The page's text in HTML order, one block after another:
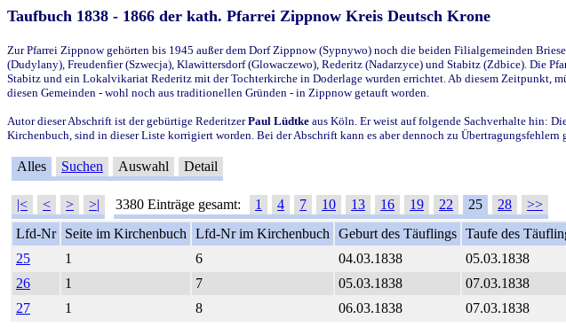
Taufbuch 1838 - 1866 der kath. Pfarrei Zippnow Kreis Deutsch Krone
Zur Pfarrei Zippnow gehörten bis 1945 außer dem Dorf Zippnow (Sypnywo) noch die beiden Filialgemeinden
(Dudylany), Freudenfier (Szwecja), Klawittersdorf (Glowaczewo), Rederitz (Nadarzyce) und Stabitz (Zdbice). Die
Stabitz und ein Lokalvikariat Rederitz mit der Tochterkirche in Doderlage wurden errichtet. Ab diesem Zeitpunkt,
diesen Gemeinden - wohl noch aus traditionellen Gründen - in Zippnow getauft worden.
Autor dieser Abschrift ist der gebürtige RederitzerPaul Lüdtke aus Köln. Er weist auf folgende Sachverhalte hin:
Kirchenbuch, sind in dieser Liste korrigiert worden. Bei der Abschrift kann es aber dennoch zu
Alles Suchen Auswahl Detail
|< < > >| 3380 Einträge gesamt: 1 4 7 10 13 16 19 22 25 28
>>
Lfd-Nr
Seite im Kirchenbuch Lfd-Nr im Kirchenbuch Geburt des Täuflings Taufe des
25
1 6 04.03.1838 05.03.1838
26
1 7 05.03.1838 07.03.1838
27
1 8 06.03.1838 07.03.1838